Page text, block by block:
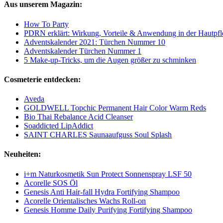
Aus unserem Magazin:
How To Party
PDRN erklärt: Wirkung, Vorteile & Anwendung in der
Adventskalender 2021: Türchen Nummer 10
Adventskalender Türchen Nummer 1
5 Make-up-Tricks, um die Augen größer zu schminken
Cosmeterie entdecken:
Aveda
GOLDWELL Topchic Permanent Hair Color Warm Reds
Bio Thai Rebalance Acid Cleanser
Soaddicted LipAddict
SAINT CHARLES Saunaaufguss Soul Splash
Neuheiten:
i+m Naturkosmetik Sun Protect Sonnenspray LSF 50
Acorelle SOS Öl
Genesis Anti Hair-fall Hydra Fortifying Shampoo
Acorelle Orientalisches Wachs Roll-on
Genesis Homme Daily Purifying Fortifying Shampoo